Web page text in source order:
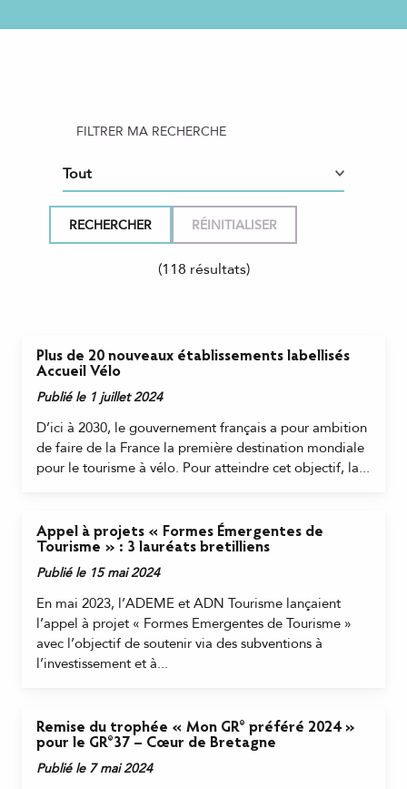
FILTRER MA RECHERCHE
(118 résultats)
Plus de 20 nouveaux établissements labellisés
Accueil Vélo
Publié le 1 juillet 2024
D’ici à 2030, le gouvernement français a pour ambition
de faire de la France la première destination mondiale
pour le tourisme à vélo. Pour atteindre cet objectif, la...
Appel à projets « Formes Émergentes de
Tourisme » : 3 lauréats bretilliens
Publié le 15 mai 2024
En mai 2023, l’ADEME et ADN Tourisme lançaient
l’appel à projet « Formes Emergentes de Tourisme »
avec l’objectif de soutenir via des subventions à
l’investissement et à...
Remise du trophée « Mon GR® préféré 2024 »
pour le GR®37 – Cœur de Bretagne
Publié le 7 mai 2024